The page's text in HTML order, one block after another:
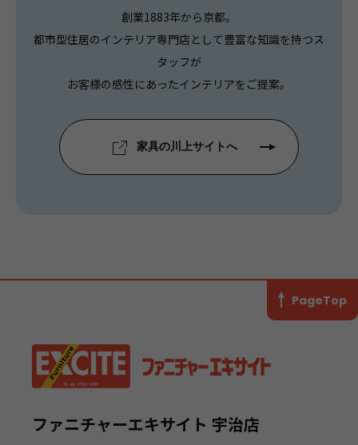
創業1883年から京都。
都市型住居のインテリア専門店として豊富な知識を持つス
タッフが
お客様の感性にあったインテリアをご提案。
家具の川上サイトへ
PageTop
ファニチャーエキサイト 宇治店